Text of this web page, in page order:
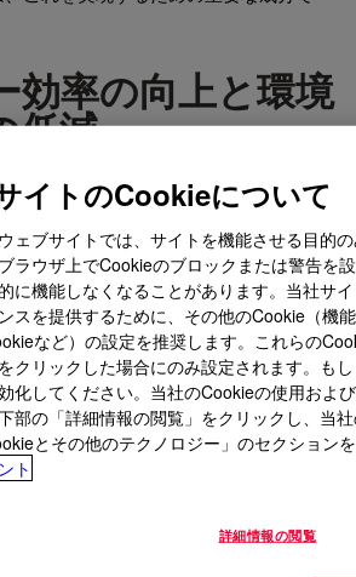
効率の向上と環境
低減
な断熱ソリューションなら、製品や建
を削減しながら、市場や規制の要件を
当社は、お客様の建物固有のニーズに
で耐久性のある技術を提供し、ネット
率の高い建物に関する指令を満たすお
リューションで、より良く安全な世界
ションにご参加ください。
ステナビリティとエネルギー効率の限
。そのため、当社の断熱材のベストイ
は、より多くの建築ソリューションに
応し、高性能を実現するように設計さ
イトのCookieについて
ェブサイトでは、サイトを機能させる目的
ラウザ上でCookieのブロックまたは警告を
に機能しなくなることがあります。当社サ
スを提供するために、その他のCookie（機
など）の設定を推奨します。これらの
クリックした場合にのみ設定されます。も
化してください。当社のCookieの使用およ
部の「詳細情報の閲覧」をクリックし、当
とその他のテクノロジー」のセクション
ト
詳細情報の閲覧